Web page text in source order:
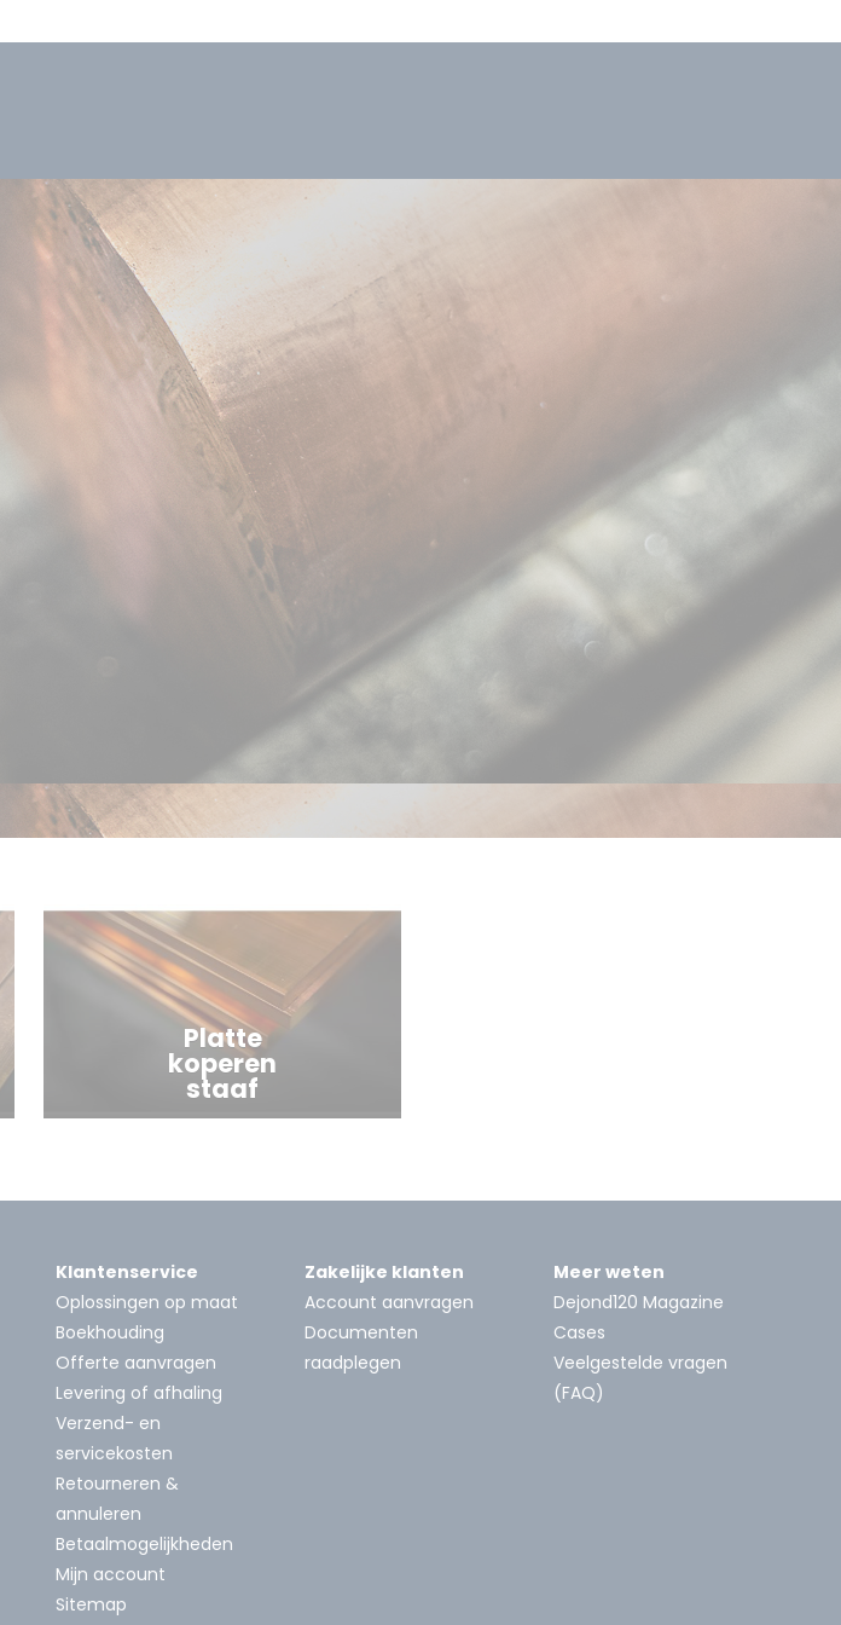
Platte
koperen
staaf
Klantenservice
Oplossingen op maat
Boekhouding
Offerte aanvragen
Levering of afhaling
Verzend- en
servicekosten
Retourneren &
annuleren
Betaalmogelijkheden
Mijn account
Sitemap
Zakelijke klanten
Account aanvragen
Documenten
raadplegen
Meer weten
Dejond120 Magazine
Cases
Veelgestelde vragen
(FAQ)